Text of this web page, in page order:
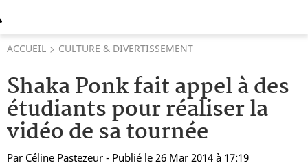
ACCUEIL CULTURE & DIVERTISSEMENT
Shaka Ponk fait appel à des
étudiants pour réaliser la
vidéo de sa tournée
Par Céline Pastezeur - Publié le 26 Mar 2014 à 17:19